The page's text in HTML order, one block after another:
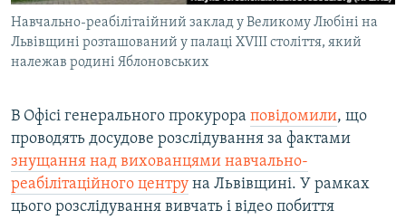
РУС
УКР
ДОЛУЧАЙСЯ!
Навчально-реабілітаійний заклад у Великому Любіні на
Львівщині розташований у палаці ХVIII століття, який
належав родині Яблоновських
В Офісі генерального прокурора повідомили, що
проводять досудове розслідування за фактами
знущання над вихованцями навчально-
реабілітаційного центру на Львівщині. У рамках
цього розслідування вивчать і відео побиття